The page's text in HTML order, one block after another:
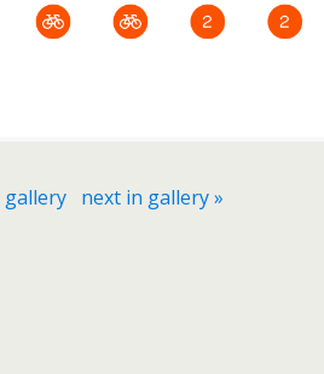
gallery next in gallery »